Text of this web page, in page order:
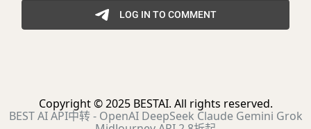
Copyright © 2025 BESTAI. All rights reserved.
BEST AI API中转 - OpenAI DeepSeek Claude Gemini Grok